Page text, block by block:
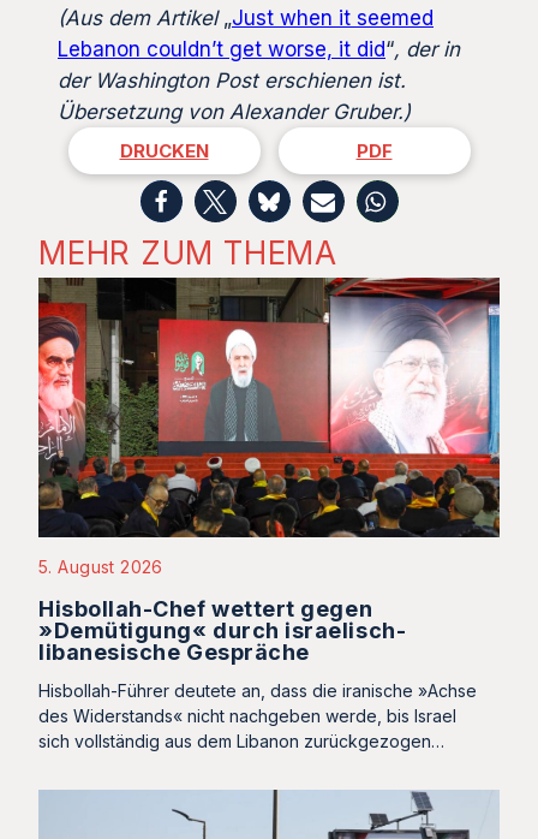
(Aus dem Artikel „Just when it seemed
Lebanon couldn’t get worse, it did“, der in
der Washington Post erschienen ist.
Übersetzung von Alexander Gruber.)
DRUCKEN PDF
MEHR ZUM THEMA
5. August 2026
Hisbollah-Chef wettert gegen
»Demütigung« durch israelisch-
libanesische Gespräche
Hisbollah-Führer deutete an, dass die iranische »Achse
des Widerstands« nicht nachgeben werde, bis Israel
sich vollständig aus dem Libanon zurückgezogen…